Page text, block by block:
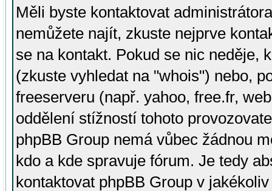
Měli byste kontaktovat
nemůžete najít, zkuste nejprve
se na kontakt. Pokud se nic neděje,
(zkuste vyhledat na "whois") nebo,
freeserveru (např. yahoo, free.fr,
oddělení stížností tohoto
phpBB Group nemá vůbec žádnou
kdo a kde spravuje fórum. Je tedy
kontaktovat phpBB Group v